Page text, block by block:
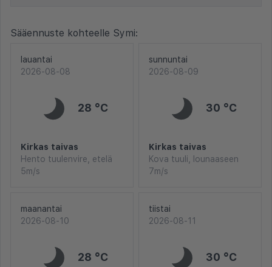
Sääennuste kohteelle Symi:
lauantai
2026-08-08
28 °C
Kirkas taivas
Hento tuulenvire, etelä
5m/s
sunnuntai
2026-08-09
30 °C
Kirkas taivas
Kova tuuli, lounaaseen
7m/s
maanantai
2026-08-10
28 °C
tiistai
2026-08-11
30 °C